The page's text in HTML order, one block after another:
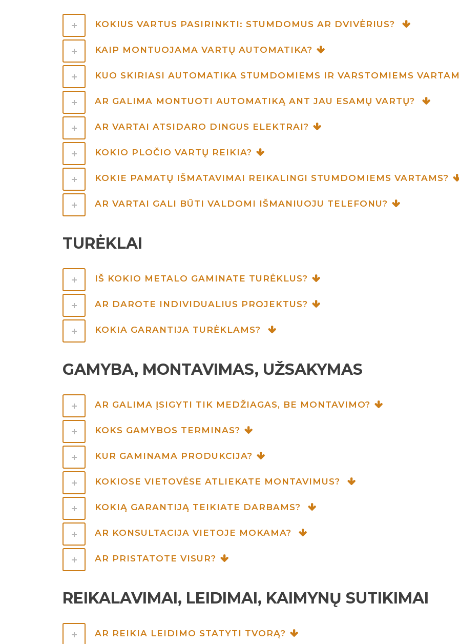
KOKIUS VARTUS PASIRINKTI: STUMDOMUS AR DVIVĖRIUS?
KAIP MONTUOJAMA VARTŲ AUTOMATIKA?
KUO SKIRIASI AUTOMATIKA STUMDOMIEMS IR VARSTOMIEMS
AR GALIMA MONTUOTI AUTOMATIKĄ ANT JAU ESAMŲ VARTŲ?
AR VARTAI ATSIDARO DINGUS ELEKTRAI?
KOKIO PLOČIO VARTŲ REIKIA?
KOKIE PAMATŲ IŠMATAVIMAI REIKALINGI STUMDOMIEMS VARTAMS?
AR VARTAI GALI BŪTI VALDOMI IŠMANIUOJU TELEFONU?
TURĖKLAI
IŠ KOKIO METALO GAMINATE TURĖKLUS?
AR DAROTE INDIVIDUALIUS PROJEKTUS?
KOKIA GARANTIJA TURĖKLAMS?
GAMYBA, MONTAVIMAS, UŽSAKYMAS
AR GALIMA ĮSIGYTI TIK MEDŽIAGAS, BE MONTAVIMO?
KOKS GAMYBOS TERMINAS?
KUR GAMINAMA PRODUKCIJA?
KOKIOSE VIETOVĖSE ATLIEKATE MONTAVIMUS?
KOKIĄ GARANTIJĄ TEIKIATE DARBAMS?
AR KONSULTACIJA VIETOJE MOKAMA?
AR PRISTATOTE VISUR?
REIKALAVIMAI, LEIDIMAI, KAIMYNŲ SUTIKIMAI
AR REIKIA LEIDIMO STATYTI TVORĄ?